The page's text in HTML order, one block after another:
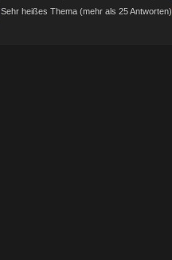
Sehr heißes Thema (mehr als 25 Antworten)